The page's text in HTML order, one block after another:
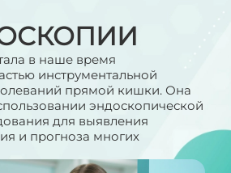
в наше время
инструментальной
прямой кишки. Она
эндоскопической
для выявления
и прогноза многих